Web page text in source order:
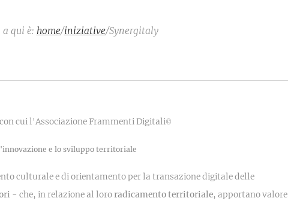
qui è: home/iniziative/Synergitaly
cui l'Associazione Frammenti Digitali©
e lo sviluppo territoriale
culturale e di orientamento per la transazione digitale delle
- che, in relazione al lororadicamento territoriale, apportano valore